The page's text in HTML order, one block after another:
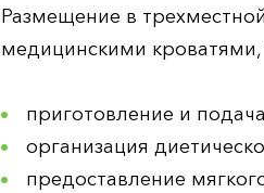
Размещение в
медицинскими кроватями,
приготовление и
организация
предоставление